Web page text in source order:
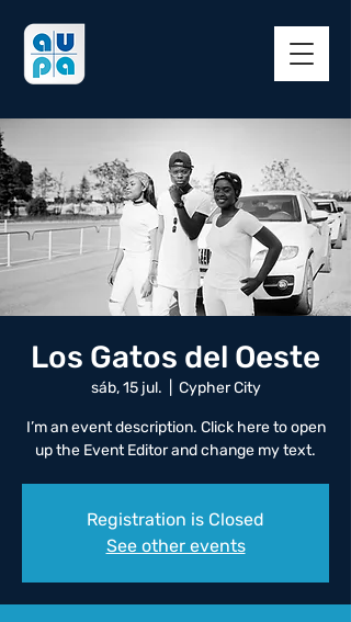
Los Gatos del Oeste
sáb, 15 jul. Cypher City
I’m an event description. Click here to open
up the Event Editor and change my text.
Registration is Closed
See other events